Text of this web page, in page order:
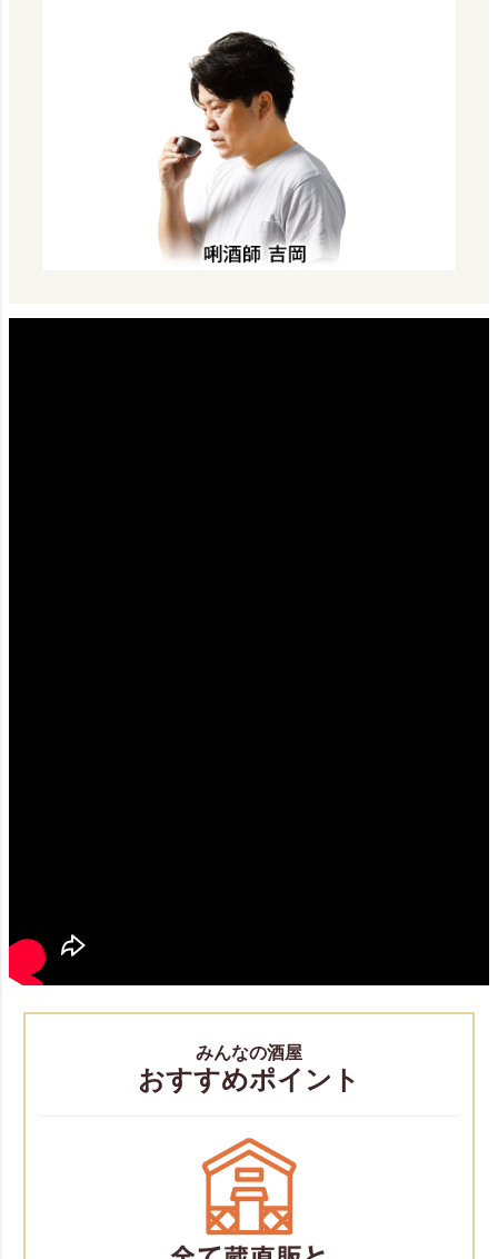
みんなの酒屋
おすすめポイント